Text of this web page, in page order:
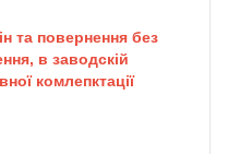
та повернення без
в заводскій
комлепктації